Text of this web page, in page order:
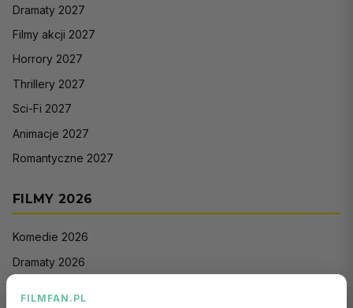
Dramaty 2027
Filmy akcji 2027
Horrory 2027
Thrillery 2027
Sci-Fi 2027
Animacje 2027
Romantyczne 2027
FILMY 2026
Komedie 2026
Dramaty 2026
FILMFAN.PL